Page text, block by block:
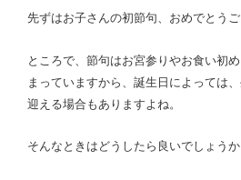
先ずはお子さんの初節句、おめでとうご
ところで、節句はお宮参りやお食い初
まっていますから、誕生日によっては
迎える場合もありますよね。
そんなときはどうしたら良いでしょう